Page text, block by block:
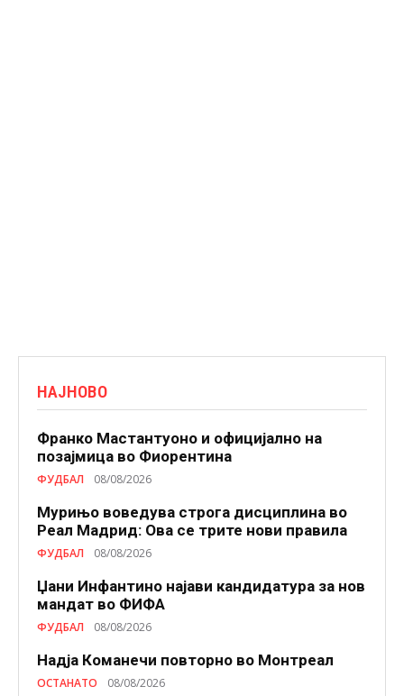
НАЈНОВО
Франко Мастантуоно и официјално на
позајмица во Фиорентина
ФУДБАЛ 08/08/2026
Мурињо воведува строга дисциплина во
Реал Мадрид: Ова се трите нови правила
ФУДБАЛ 08/08/2026
Џани Инфантино најави кандидатура за нов
мандат во ФИФА
ФУДБАЛ 08/08/2026
Надја Команечи повторно во Монтреал
ОСТАНАТО 08/08/2026